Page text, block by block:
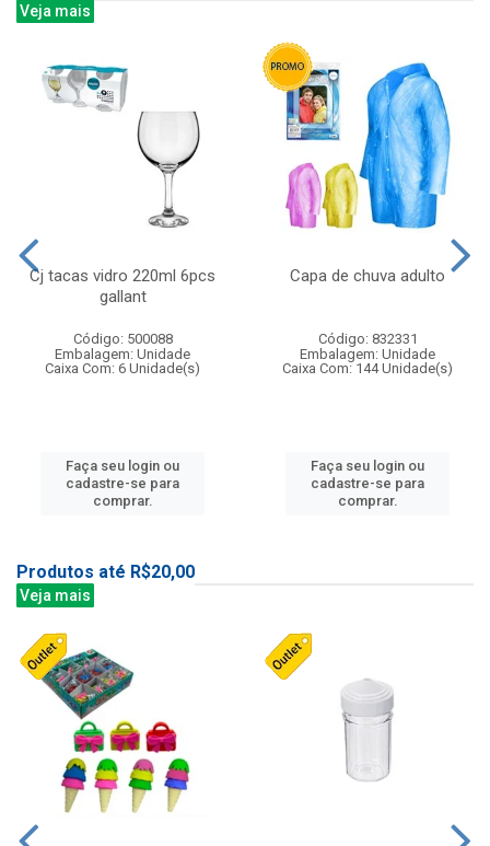
Veja mais
Cj tacas vidro 220ml 6pcs
gallant
Código: 500088
Embalagem: Unidade
Caixa Com: 6 Unidade(s)
Faça seu login ou
cadastre-se para
comprar.
Capa de chuva adulto
Código: 832331
Embalagem: Unidade
Caixa Com: 144 Unidade(s)
Faça seu login ou
cadastre-se para
comprar.
Produtos até R$20,00
Veja mais